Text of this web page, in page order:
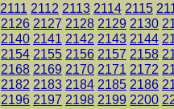
2111 2112 2113 2114 2115
2126 2127 2128 2129 2130
2140 2141 2142 2143 2144
2154 2155 2156 2157 2158
2168 2169 2170 2171 2172
2182 2183 2184 2185 2186
2196 2197 2198 2199 2200